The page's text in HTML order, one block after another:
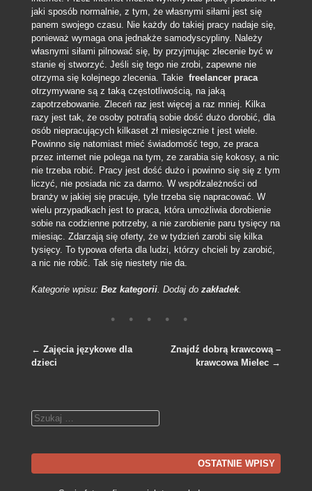
jaki sposób normalnie, z tym, że własnymi siłami jest się
panem swojego czasu. Nie każdy do takiej pracy nadaje się,
ponieważ wymaga ona jednakże samodyscypliny. Należy
własnymi siłami pilnować się, by przyjmując zlecenie być w
stanie ej stworzyć. Jeśli się tego nie zrobi, zapewne nie
otrzyma się kolejnego zlecenia. Takie freelancer praca
otrzymywane są z taką częstotliwością, na jaką
zapotrzebowanie. Zleceń raz jest więcej a raz mniej. Kilka
razy jest tak, że osoby potrafią sobie dość dużo dorobić, dla
osób niepracujących kilkaset zł miesięcznie t jest wiele.
Powinno się natomiast mieć świadomość tego, ze praca
przez internet nie polega na tym, ze zarabia się kokosy, a nic
nie trzeba robić. Pracy jest dość dużo i powinno się się z tym
liczyć, nie posiada nic za darmo. W współzależności od
branży w jakiej się pracuje, tyle trzeba się napracować. W
wielu przypadkach jest to praca, która umożliwia dorobienie
sobie na codzienne potrzeby, a nie zarobienie paru tysięcy na
miesiąc. Zdarzają się oferty, że w tydzień zarobi się kilka
tysięcy. To typowa oferta dla ludzi, którzy chcieli by zarobić,
a nic nie robić. Tak się niestety nie da.
Kategorie wpisu: Bez kategorii. Dodaj do zakładek.
← Zajęcia językowe dla
dzieci
Znajdź dobrą krawcową –
krawcowa Mielec →
Szukaj
OSTATNIE WPISY